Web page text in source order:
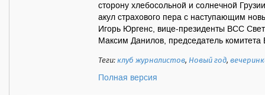
сторону хлебосольной и солнечной
акул страхового пера с наступающим
Игорь Юргенс, вице-президенты ВСС
Максим Данилов, председатель
Теги:клуб журналистов, Новый год,
Полная версия